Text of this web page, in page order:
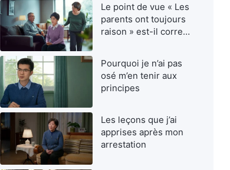
Le point de vue « Les
parents ont toujours
raison » est-il correct
Pourquoi je n’ai pas
osé m’en tenir aux
principes
Les leçons que j’ai
apprises après mon
arrestation